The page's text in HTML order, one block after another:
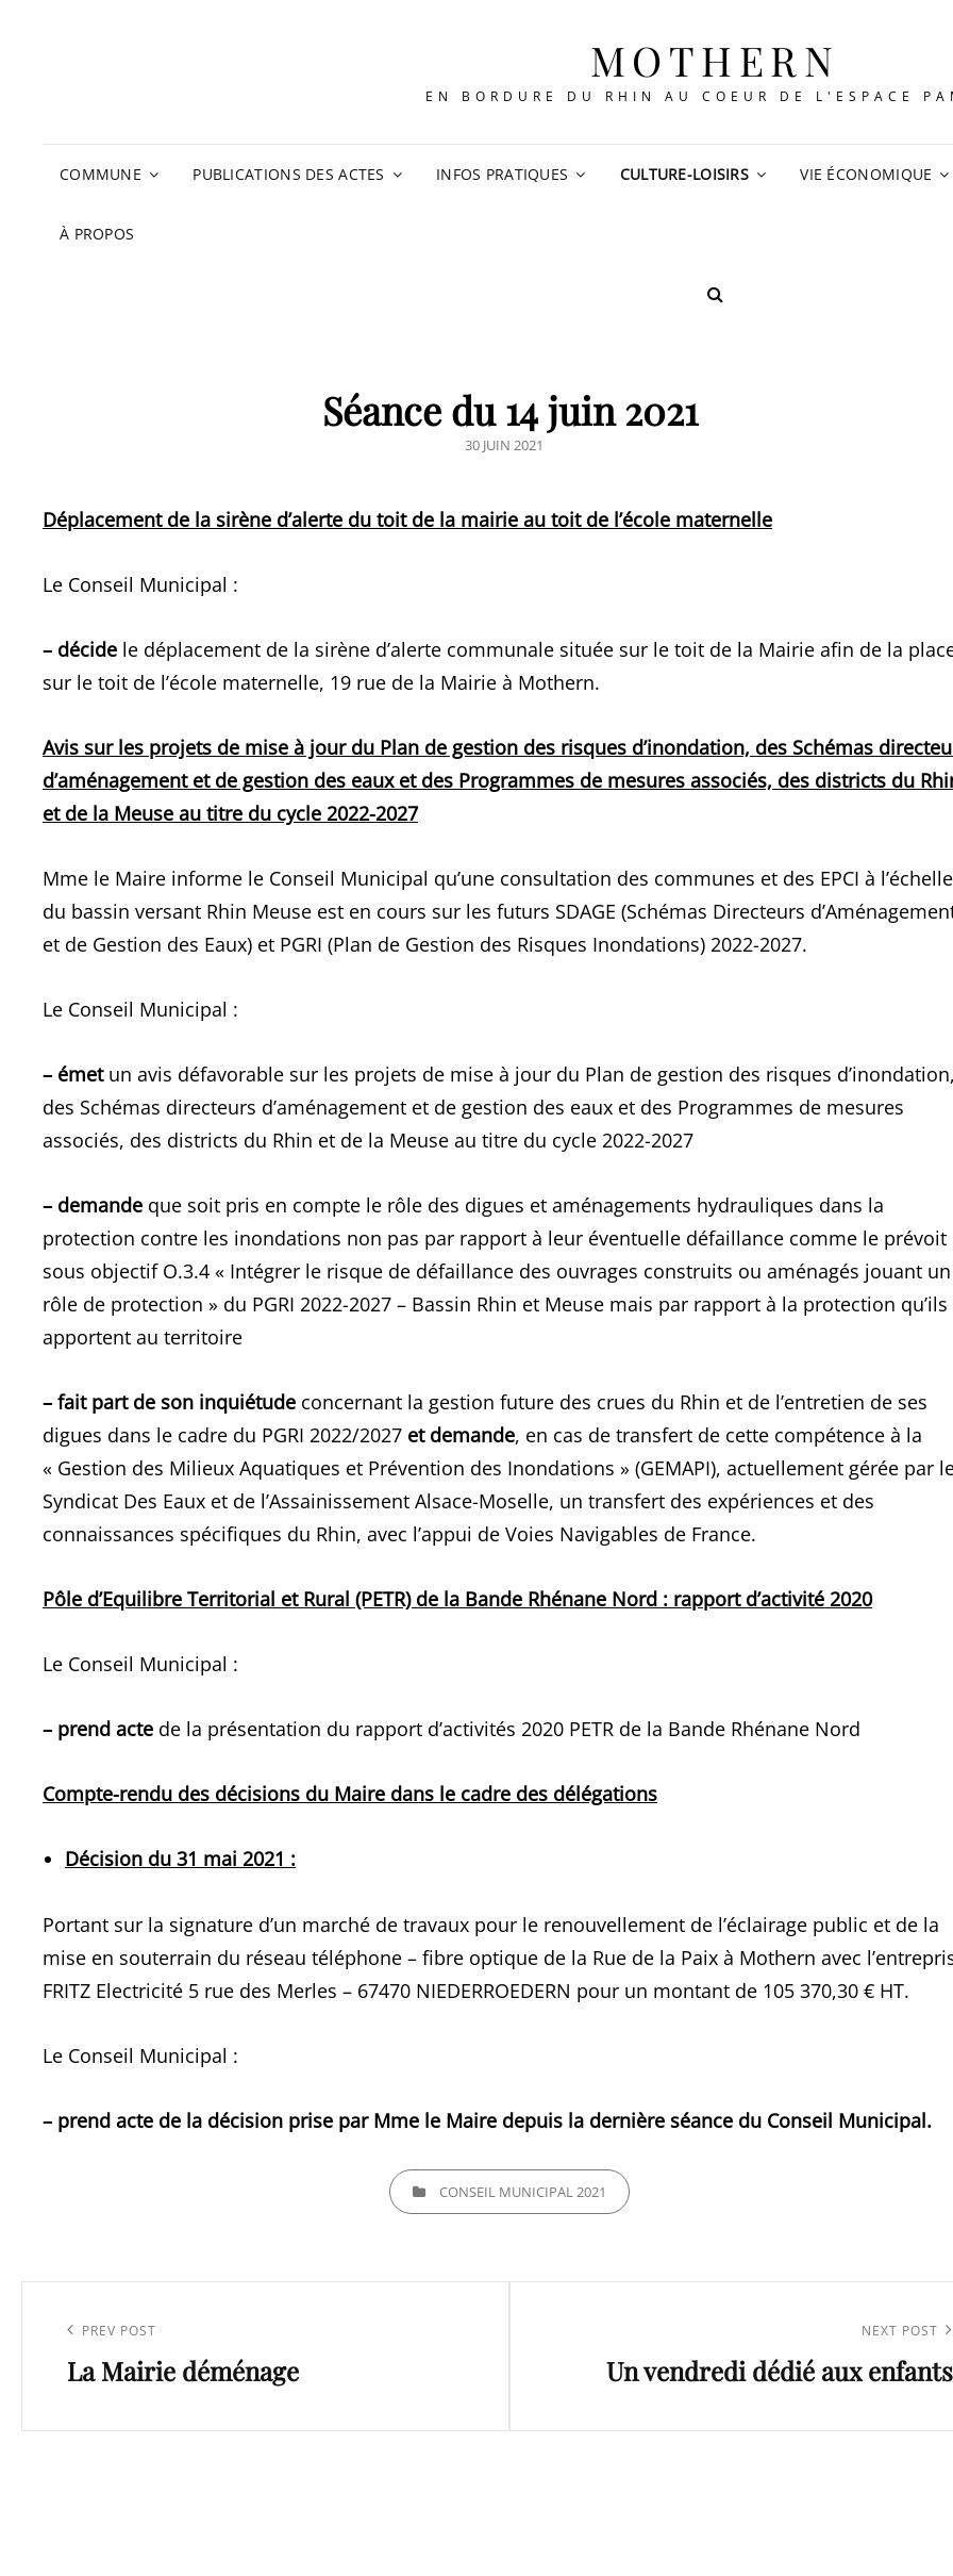
MOTHERN
EN BORDURE DU RHIN AU COEUR DE L'ESPACE
COMMUNE PUBLICATIONS DES ACTES INFOS PRATIQUES CULTURE-LOISIRS VIE ÉCONOMIQUE
À PROPOS
SEARCH
Séance du 14 juin 2021
POSTED
30 JUIN 2021
Déplacement de la sirène d’alerte du toit de la mairie au toit de l’école maternelle
Le Conseil Municipal :
– décide le déplacement de la sirène d’alerte communale située sur le toit de la Mairie afin de la
sur le toit de l’école maternelle, 19 rue de la Mairie à Mothern.
Avis sur les projets de mise à jour du Plan de gestion des risques d’inondation, des Schémas
d’aménagement et de gestion des eaux et des Programmes de mesures associés, des districts du
et de la Meuse au titre du cycle 2022-2027
Mme le Maire informe le Conseil Municipal qu’une consultation des communes et des EPCI à l’échelle
du bassin versant Rhin Meuse est en cours sur les futurs SDAGE (Schémas Directeurs
et de Gestion des Eaux) et PGRI (Plan de Gestion des Risques Inondations) 2022-2027.
Le Conseil Municipal :
– émet un avis défavorable sur les projets de mise à jour du Plan de gestion des risques
des Schémas directeurs d’aménagement et de gestion des eaux et des Programmes de mesures
associés, des districts du Rhin et de la Meuse au titre du cycle 2022-2027
– demande que soit pris en compte le rôle des digues et aménagements hydrauliques dans la
protection contre les inondations non pas par rapport à leur éventuelle défaillance comme le prévoit
sous objectif O.3.4 « Intégrer le risque de défaillance des ouvrages construits ou aménagés jouant un
rôle de protection » du PGRI 2022-2027 – Bassin Rhin et Meuse mais par rapport à la protection qu’ils
apportent au territoire
– fait part de son inquiétude concernant la gestion future des crues du Rhin et de l’entretien de ses
digues dans le cadre du PGRI 2022/2027 et demande, en cas de transfert de cette compétence à la
« Gestion des Milieux Aquatiques et Prévention des Inondations » (GEMAPI), actuellement gérée par
Syndicat Des Eaux et de l’Assainissement Alsace-Moselle, un transfert des expériences et des
connaissances spécifiques du Rhin, avec l’appui de Voies Navigables de France.
Pôle d’Equilibre Territorial et Rural (PETR) de la Bande Rhénane Nord : rapport d’activité 2020
Le Conseil Municipal :
– prend acte de la présentation du rapport d’activités 2020 PETR de la Bande Rhénane Nord
Compte-rendu des décisions du Maire dans le cadre des délégations
Décision du 31 mai 2021 :
Portant sur la signature d’un marché de travaux pour le renouvellement de l’éclairage public et de la
mise en souterrain du réseau téléphone – fibre optique de la Rue de la Paix à Mothern avec
FRITZ Electricité 5 rue des Merles – 67470 NIEDERROEDERN pour un montant de 105 370,30 € HT.
Le Conseil Municipal :
– prend acte de la décision prise par Mme le Maire depuis la dernière séance du Conseil Municipal.
CATEGORIESCONSEIL MUNICIPAL 2021
l’article
Previous
Post
PREV POST
La Mairie déménage
NEXT POST
Un vendredi dédié aux enfants